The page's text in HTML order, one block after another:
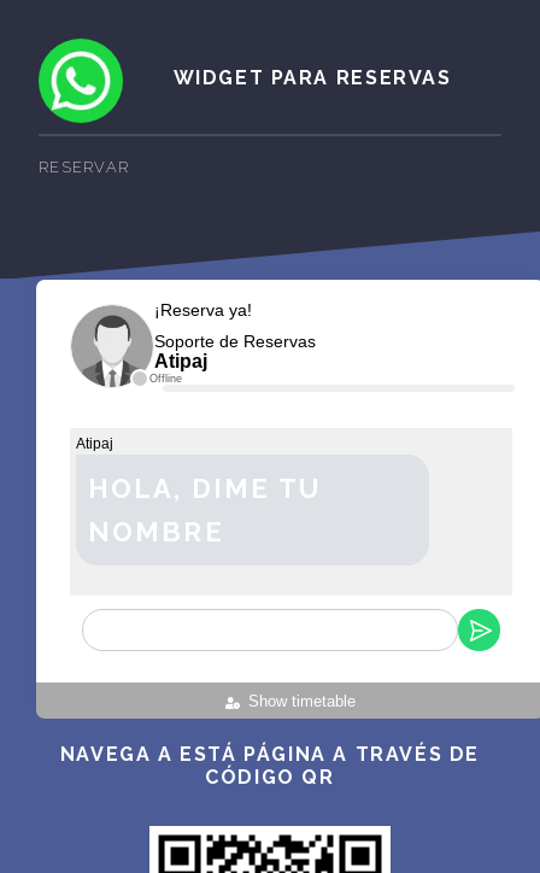
WIDGET PARA RESERVAS
RESERVAR
Offline
¡Reserva ya!
Soporte de Reservas
Atipaj
Show timetable
Atipaj
HOLA, DIME TU
NOMBRE
NAVEGA A ESTÁ PÁGINA A TRAVÉS DE
CÓDIGO QR